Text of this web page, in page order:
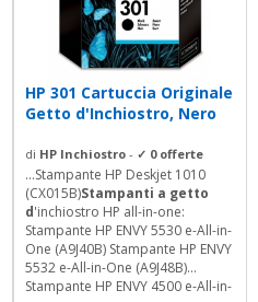
HP 301 Cartuccia Originale
Getto d'Inchiostro, Nero
di HP Inchiostro - ✓ 0 offerte
...Stampante HP Deskjet 1010
(CX015B)Stampanti a getto
d'inchiostro HP all-in-one:
Stampante HP ENVY 5530 e-All-in-
One (A9J40B) Stampante HP ENVY
5532 e-All-in-One (A9J48B)
Stampante HP ENVY 4500 e-All-in-